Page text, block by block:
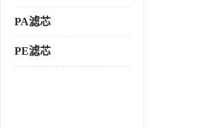
PA滤芯
PE滤芯